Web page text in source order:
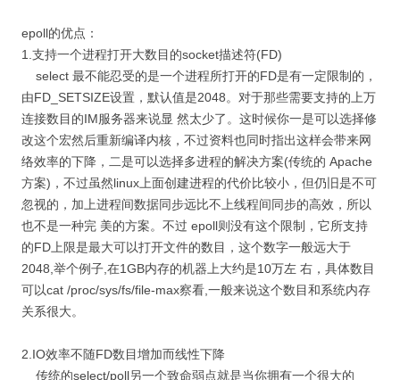
epoll的优点：
1.支持一个进程打开大数目的socket描述符(FD)
select 最不能忍受的是一个进程所打开的FD是有一定限制的，
由FD_SETSIZE设置，默认值是2048。对于那些需要支持的上万
连接数目的IM服务器来说显 然太少了。这时候你一是可以选择修
改这个宏然后重新编译内核，不过资料也同时指出这样会带来网
络效率的下降，二是可以选择多进程的解决方案(传统的 Apache
方案)，不过虽然linux上面创建进程的代价比较小，但仍旧是不可
忽视的，加上进程间数据同步远比不上线程间同步的高效，所以
也不是一种完 美的方案。不过 epoll则没有这个限制，它所支持
的FD上限是最大可以打开文件的数目，这个数字一般远大于
2048,举个例子,在1GB内存的机器上大约是10万左 右，具体数目
可以cat /proc/sys/fs/file-max察看,一般来说这个数目和系统内存
关系很大。
2.IO效率不随FD数目增加而线性下降
传统的select/poll另一个致命弱点就是当你拥有一个很大的